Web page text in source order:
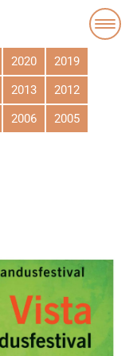
2020
2019
2013
2012
2006
2005